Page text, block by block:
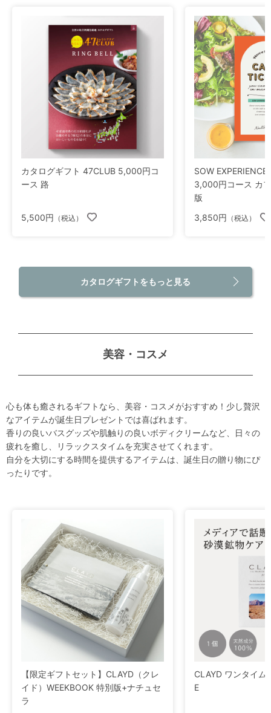
カタログギフト 47CLUB 5,000円コ
ース 路
5,500円 （税込）
SOW
3,000円コース カ
版
3,850円 （税込）
カタログギフトをもっと見る
美容・コスメ
心も体も癒されるギフトなら、美容・コスメがおすすめ！少し贅沢
なアイテムが誕生日プレゼントでは喜ばれます。
香りの良いバスグッズや肌触りの良いボディクリームなど、日々の
疲れを癒し、リラックスタイムを充実させてくれます。
自分を大切にする時間を提供するアイテムは、誕生日の贈り物にぴ
ったりです。
【限定ギフトセット】CLAYD（クレ
イド）WEEKBOOK 特別版+ナチュセ
ラ
CLAYD ワンタイ
E